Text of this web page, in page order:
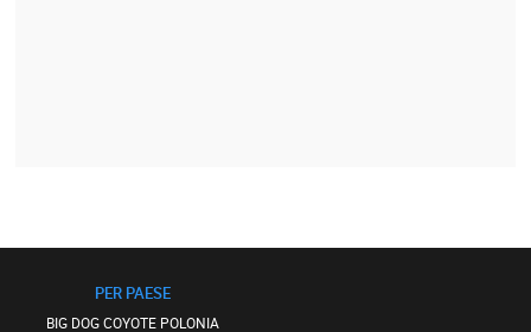
PER PAESE
BIG DOG COYOTE POLONIA